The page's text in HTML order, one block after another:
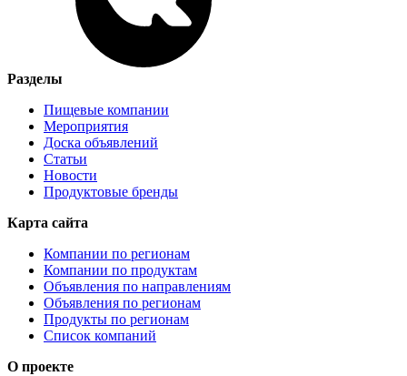
Разделы
Пищевые компании
Мероприятия
Доска объявлений
Статьи
Новости
Продуктовые бренды
Карта сайта
Компании по регионам
Компании по продуктам
Объявления по направлениям
Объявления по регионам
Продукты по регионам
Список компаний
О проекте